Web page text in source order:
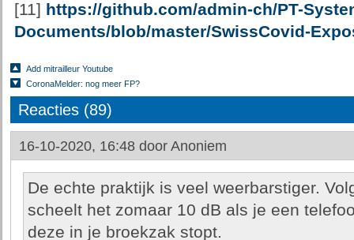
[11] https://github.com/admin-ch/PT-
Documents/blob/master/SwissCovid-
Add mitrailleur Youtube
CoronaMelder: nog meer FP?
Reacties (89)
16-10-2020, 16:48 door Anoniem
De echte praktijk is veel weerbarstiger.
scheelt het zomaar 10 dB als je een
deze in je broekzak stopt.